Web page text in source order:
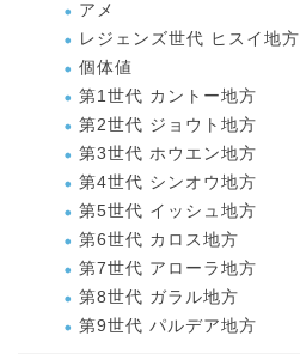
アメ
レジェンズ世代 ヒスイ地方
個体値
第1世代 カントー地方
第2世代 ジョウト地方
第3世代 ホウエン地方
第4世代 シンオウ地方
第5世代 イッシュ地方
第6世代 カロス地方
第7世代 アローラ地方
第8世代 ガラル地方
第9世代 パルデア地方